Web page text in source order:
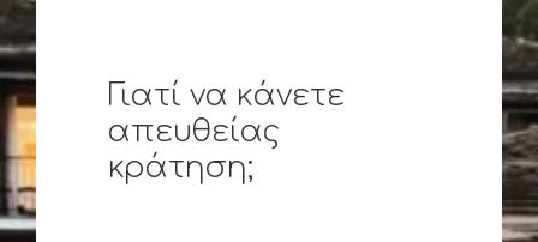
Γιατί να κάνετε
απευθείας
κράτηση;